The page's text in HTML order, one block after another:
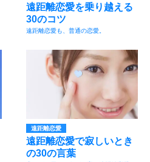
遠距離恋愛を乗り越える
30のコツ
遠距離恋愛も、普通の恋愛。
遠距離恋愛
遠距離恋愛で寂しいとき
の30の言葉